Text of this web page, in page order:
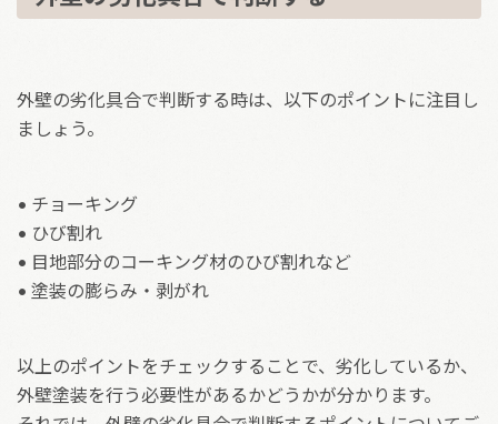
外壁の劣化具合で判断する時は、以下のポイントに注目し
ましょう。
• チョーキング
• ひび割れ
• 目地部分のコーキング材のひび割れなど
• 塗装の膨らみ・剥がれ
以上のポイントをチェックすることで、劣化しているか、
外壁塗装を行う必要性があるかどうかが分かります。